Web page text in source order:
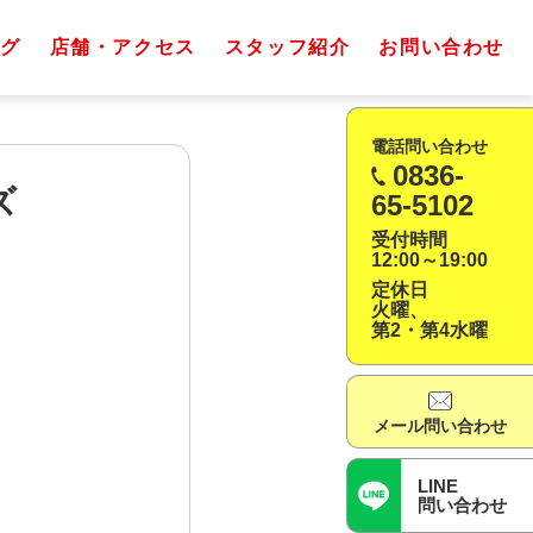
店舗・アクセス スタッフ紹介 お問い合わせ
電話問い合わせ
0836-
65-5102
受付時間
12:00～19:00
定休日
火曜、
第2・第4水曜
メール問い合わせ
LINE
問い合わせ